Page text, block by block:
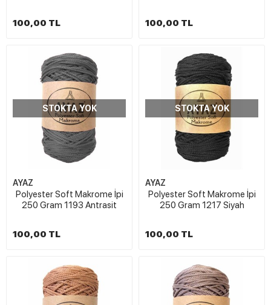
100,00 TL 100,00 TL
STOKTA YOK
AYAZ
Polyester Soft Makrome İpi
250 Gram 1193 Antrasit
100,00 TL
STOKTA YOK
AYAZ
Polyester Soft Makrome İpi
250 Gram 1217 Siyah
100,00 TL